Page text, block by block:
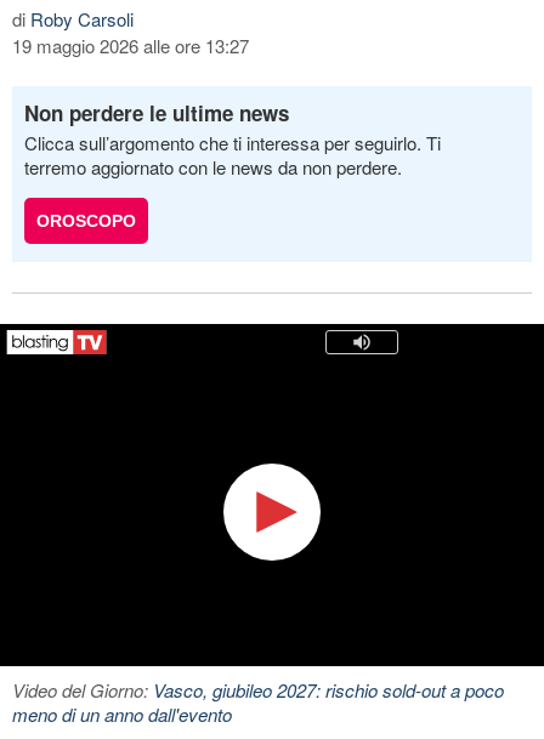
di Roby Carsoli
19 maggio 2026 alle ore 13:27
Non perdere le ultime news
Clicca sull’argomento che ti interessa per seguirlo. Ti
terremo aggiornato con le news da non perdere.
OROSCOPO
Video del Giorno: Vasco, giubileo 2027: rischio sold-out a poco
meno di un anno dall'evento